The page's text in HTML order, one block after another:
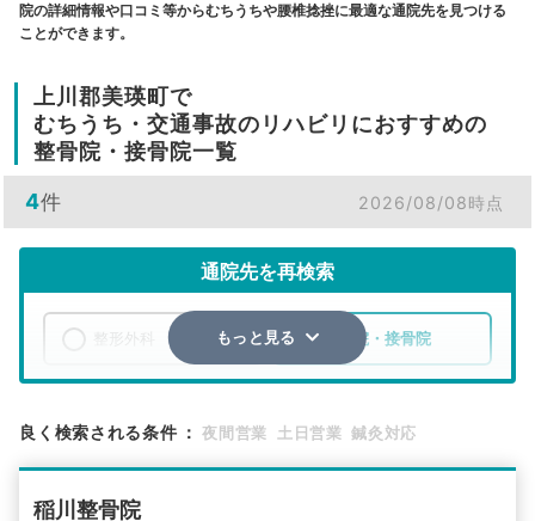
院の詳細情報や口コミ等からむちうちや腰椎捻挫に最適な通院先を見つける
ことができます。
上川郡美瑛町で
むちうち・交通事故のリハビリにおすすめの
整骨院・接骨院一覧
4件 2026/08/08時点
通院先を再検索
整骨院・接骨院
検索する
もっと見る
良く検索される条件 ： 夜間営業 土日営業 鍼灸対応
稲川整骨院